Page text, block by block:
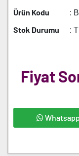
Ürün Kodu
:
Stok Durumu :
Fiyat